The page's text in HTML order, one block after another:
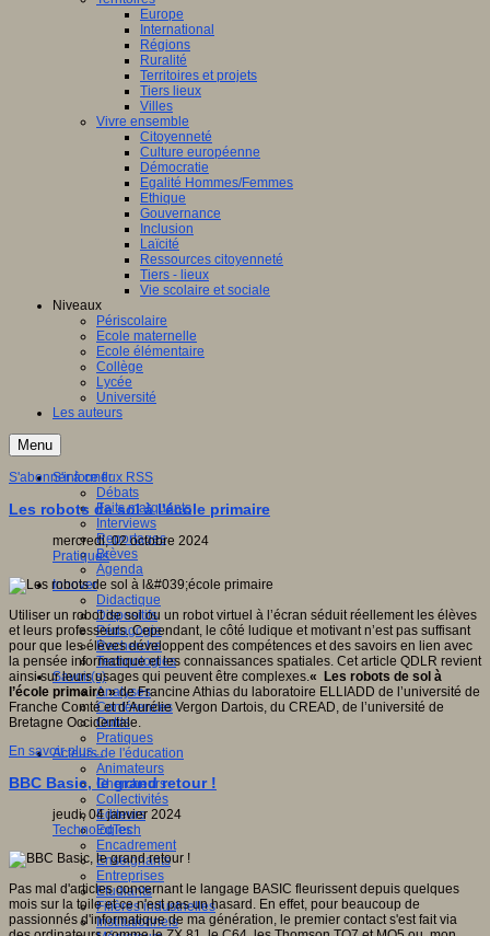
Europe
International
Régions
Ruralité
Territoires et projets
Tiers lieux
Villes
Vivre ensemble
Citoyenneté
Culture européenne
Démocratie
Egalité Hommes/Femmes
Ethique
Gouvernance
Inclusion
Laïcité
Ressources citoyenneté
Tiers - lieux
Vie scolaire et sociale
Niveaux
Périscolaire
Ecole maternelle
Ecole élémentaire
Collège
Lycée
Université
Les auteurs
Menu
S'informer
Débats
Faits marquants
Interviews
Reportages
Brèves
Agenda
Innover
Didactique
Dispositifs
Pédagogie
Recherche
Technologies
Savoir(s)
Analyses
Conférences
Outils
Pratiques
Acteurs de l'éducation
Animateurs
Chercheurs
Collectivités
Editeurs
EdTech
Encadrement
Enseignants
Entreprises
Etudiants
Filières industrielles
Institutionnels
S'abonner à ce flux RSS
Les robots de sol à l'école primaire
mercredi, 02 octobre 2024
Pratiques
Utiliser un robot de sol ou un robot virtuel à l’écran séduit réellement les élèves
et leurs professeurs. Cependant, le côté ludique et motivant n’est pas suffisant
pour que les élèves développent des compétences et des savoirs en lien avec
la pensée informatique et les connaissances spatiales. Cet article QDLR revient
ainsi sur leurs usages qui peuvent être complexes.« Les robots de sol à
l’école primaire »de Francine Athias du laboratoire ELLIADD de l’université de
Franche Comté et d’Aurélie Vergon Dartois, du CREAD, de l’université de
Bretagne Occidentale.
En savoir plus...
BBC Basic, le grand retour !
jeudi, 04 janvier 2024
Technologies
Pas mal d'articles concernant le langage BASIC fleurissent depuis quelques
mois sur la toile et ce n'est pas un hasard. En effet, pour beaucoup de
passionnés d'informatique de ma génération, le premier contact s'est fait via